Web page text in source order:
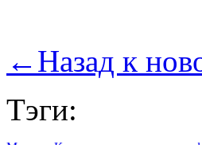
← Назад к
Тэги: